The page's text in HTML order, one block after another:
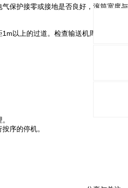
保护接零或接地是否良好，滚筒宽度与
以上的过道。检查输送机周围有无影
序的停机。